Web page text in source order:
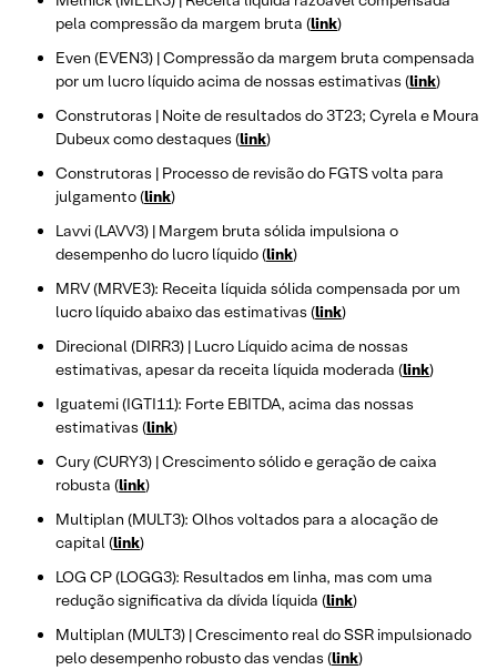
pela compressão da margem bruta (link)
Even (EVEN3) | Compressão da margem bruta compensada
por um lucro líquido acima de nossas estimativas (link)
Construtoras | Noite de resultados do 3T23; Cyrela e Moura
Dubeux como destaques (link)
Construtoras | Processo de revisão do FGTS volta para
julgamento (link)
Lavvi (LAVV3) | Margem bruta sólida impulsiona o
desempenho do lucro líquido (link)
MRV (MRVE3): Receita líquida sólida compensada por um
lucro líquido abaixo das estimativas (link)
Direcional (DIRR3) | Lucro Líquido acima de nossas
estimativas, apesar da receita líquida moderada (link)
Iguatemi (IGTI11): Forte EBITDA, acima das nossas
estimativas (link)
Cury (CURY3) | Crescimento sólido e geração de caixa
robusta (link)
Multiplan (MULT3): Olhos voltados para a alocação de
capital (link)
LOG CP (LOGG3): Resultados em linha, mas com uma
redução significativa da dívida líquida (link)
Multiplan (MULT3) | Crescimento real do SSR impulsionado
pelo desempenho robusto das vendas (link)